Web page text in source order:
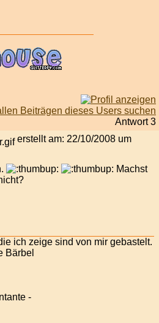
Antwort 3
erstellt am: 22/10/2008 um
Machst
ich zeige sind von mir gebastelt.
Bärbel
-